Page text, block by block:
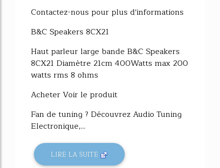
Contactez-nous pour plus d'informations
B&C Speakers 8CX21
Haut parleur large bande B&C Speakers
8CX21 Diamètre 21cm 400Watts max 200
watts rms 8 ohms
Acheter Voir le produit
Fan de tuning ? Découvrez Audio Tuning
Electronique,...
LIRE LA SUITE